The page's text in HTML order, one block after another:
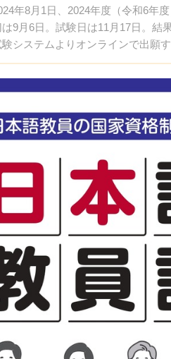
年8月1日、2024年度（令和6年
9月6日。試験日は11月17日。結
システムよりオンラインで出願す